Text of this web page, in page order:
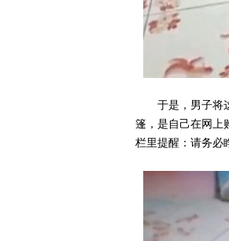
于是，男子将
篷，是自己在网上
栏里提醒：请务必